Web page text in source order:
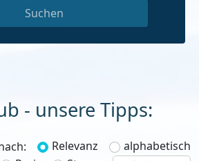
- unsere Tipps:
Relevanz
alphabetisch